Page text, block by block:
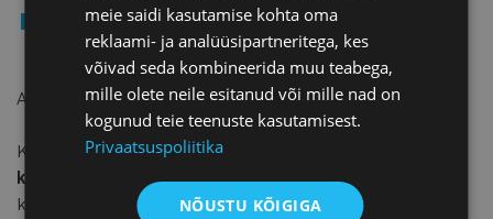
loodud lisandväärtus (antud metoodikas kasum +
tööjõukulu).
Antud andmete põhjal seatakse ettevõtted pingeritta.
Konkursi raames selgitame välja parimad
kaubanduse ja teeninduse valdkondades, lisaks
koostame edetabelid valdkonniti.
meie saidi kasutamise kohta oma
reklaami- ja analüüsipartneritega, kes
võivad seda kombineerida muu teabega,
mille olete neile esitanud või mille nad on
kogunud teie teenuste kasutamisest.
Privaatsuspoliitika
NÕUSTU KÕIGIGA